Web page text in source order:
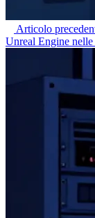
Articolo
Unreal Engine